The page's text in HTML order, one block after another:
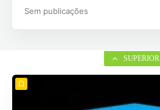
Sem publicações
SUPERIOR